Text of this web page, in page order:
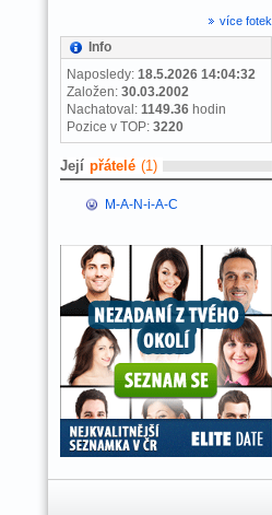
více fotek
Info
Naposledy: 18.5.2026 14:04:32
Založen: 30.03.2002
Nachatoval: 1149.36 hodin
Pozice v TOP: 3220
Její přátelé (1)
M-A-N-i-A-C